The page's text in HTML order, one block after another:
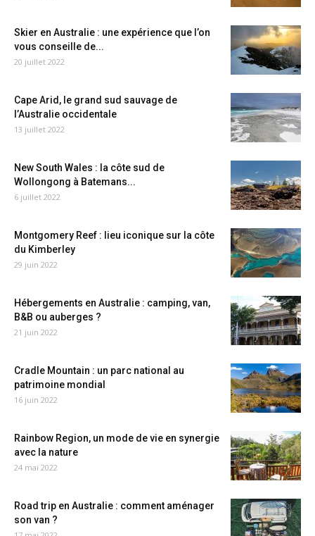
Skier en Australie : une expérience que l’on
vous conseille de...
20 juillet 2022
Cape Arid, le grand sud sauvage de
l’Australie occidentale
13 juillet 2022
New South Wales : la côte sud de
Wollongong à Batemans...
6 juillet 2022
Montgomery Reef : lieu iconique sur la côte
du Kimberley
29 juin 2022
Hébergements en Australie : camping, van,
B&B ou auberges ?
21 juin 2022
Cradle Mountain : un parc national au
patrimoine mondial
16 juin 2022
Rainbow Region, un mode de vie en synergie
avec la nature
24 mai 2022
Road trip en Australie : comment aménager
son van ?